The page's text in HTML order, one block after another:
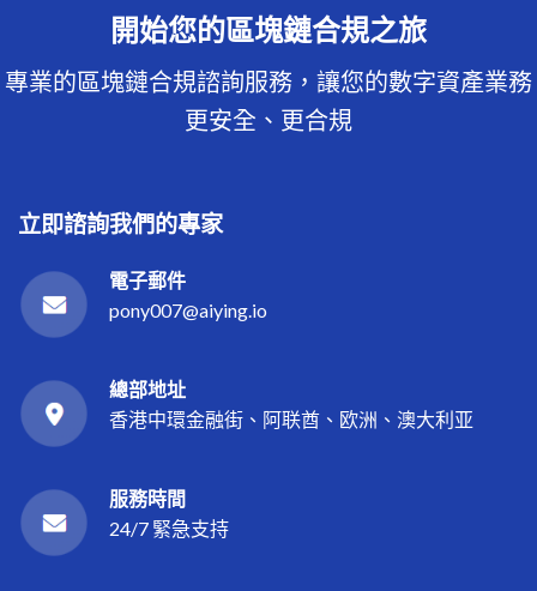
開始您的區塊鏈合規之旅
專業的區塊鏈合規諮詢服務，讓您的數字資產業務
更安全、更合規
立即諮詢我們的專家
電子郵件
pony007@aiying.io
總部地址
香港中環金融街、阿联酋、欧洲、澳大利亚
服務時間
24/7 緊急支持